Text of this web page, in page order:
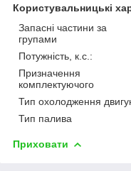
Користувальницькі
Запасні частини за
групами
Потужність, к.с.:
Призначення
комплектуючого
Тип охолодження
Тип палива
Приховати